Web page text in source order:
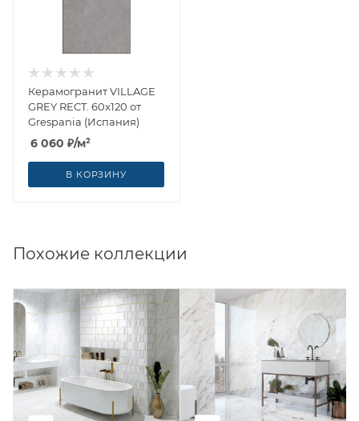
Керамогранит VILLAGE
GREY RECT. 60x120 от
Grespania (Испания)
6 060 ₽/м²
В КОРЗИНУ
Похожие коллекции